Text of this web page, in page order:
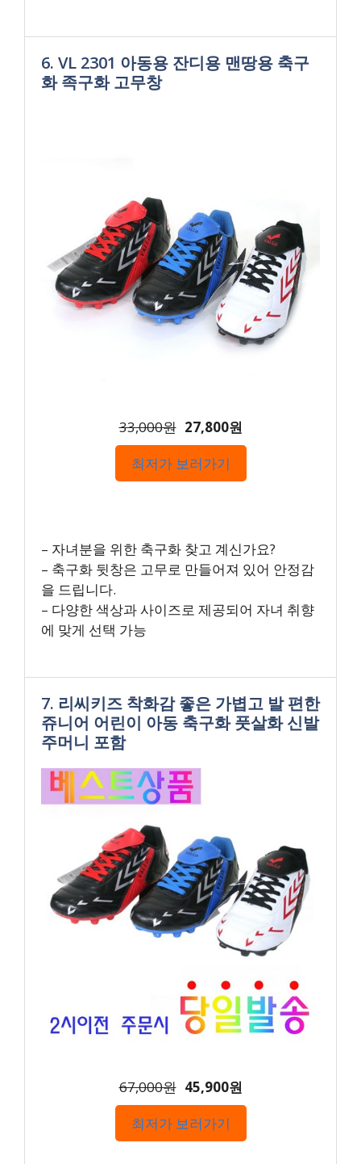
6. VL 2301 아동용 잔디용 맨땅용 축구
화 족구화 고무창
33,000원 27,800원
최저가 보러가기
– 자녀분을 위한 축구화 찾고 계신가요?
– 축구화 뒷창은 고무로 만들어져 있어 안정감
을 드립니다.
– 다양한 색상과 사이즈로 제공되어 자녀 취향
에 맞게 선택 가능
7. 리씨키즈 착화감 좋은 가볍고 발 편한
쥬니어 어린이 아동 축구화 풋살화 신발
주머니 포함
67,000원 45,900원
최저가 보러가기